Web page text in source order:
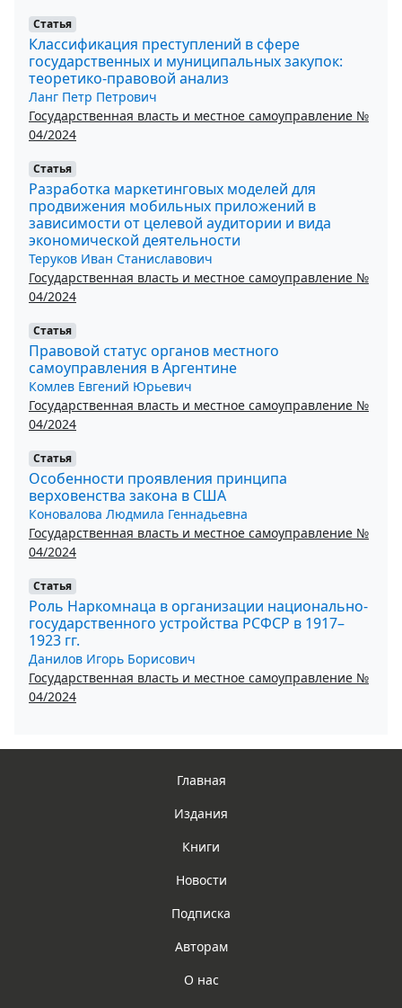
Статья
Классификация преступлений в сфере
государственных и муниципальных закупок:
теоретико-правовой анализ
Ланг Петр Петрович
Государственная власть и местное самоуправление №
04/2024
Статья
Разработка маркетинговых моделей для
продвижения мобильных приложений в
зависимости от целевой аудитории и вида
экономической деятельности
Теруков Иван Станиславович
Государственная власть и местное самоуправление №
04/2024
Статья
Правовой статус органов местного
самоуправления в Аргентине
Комлев Евгений Юрьевич
Государственная власть и местное самоуправление №
04/2024
Статья
Особенности проявления принципа
верховенства закона в США
Коновалова Людмила Геннадьевна
Государственная власть и местное самоуправление №
04/2024
Статья
Роль Наркомнаца в организации национально-
государственного устройства РСФСР в 1917–
1923 гг.
Данилов Игорь Борисович
Государственная власть и местное самоуправление №
04/2024
Главная
Издания
Книги
Новости
Подписка
Авторам
О нас